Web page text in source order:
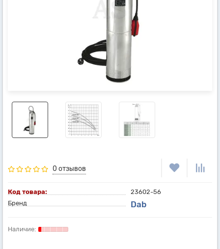
0 отзывов
Код товара:
23602-56
Бренд
Dab